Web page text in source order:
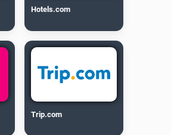
Hotels.com
Trip.com